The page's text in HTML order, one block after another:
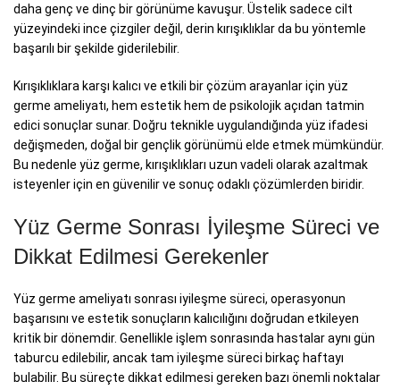
daha genç ve dinç bir görünüme kavuşur. Üstelik sadece cilt
yüzeyindeki ince çizgiler değil, derin kırışıklıklar da bu yöntemle
başarılı bir şekilde giderilebilir.
Kırışıklıklara karşı kalıcı ve etkili bir çözüm arayanlar için yüz
germe ameliyatı, hem estetik hem de psikolojik açıdan tatmin
edici sonuçlar sunar. Doğru teknikle uygulandığında yüz ifadesi
değişmeden, doğal bir gençlik görünümü elde etmek mümkündür.
Bu nedenle yüz germe, kırışıklıkları uzun vadeli olarak azaltmak
isteyenler için en güvenilir ve sonuç odaklı çözümlerden biridir.
Yüz Germe Sonrası İyileşme Süreci ve
Dikkat Edilmesi Gerekenler
Yüz germe ameliyatı sonrası iyileşme süreci, operasyonun
başarısını ve estetik sonuçların kalıcılığını doğrudan etkileyen
kritik bir dönemdir. Genellikle işlem sonrasında hastalar aynı gün
taburcu edilebilir, ancak tam iyileşme süreci birkaç haftayı
bulabilir. Bu süreçte dikkat edilmesi gereken bazı önemli noktalar